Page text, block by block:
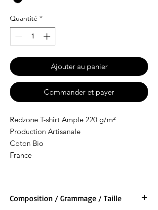
Quantité *
Ajouter au panier
Commander et payer
Redzone T-shirt Ample 220 g/m²
Production Artisanale
Coton Bio
France
Composition / Grammage / Taille